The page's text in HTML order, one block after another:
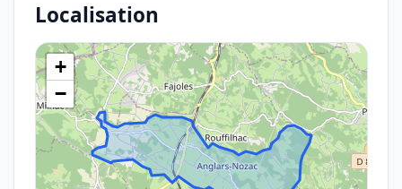
Localisation
+
−